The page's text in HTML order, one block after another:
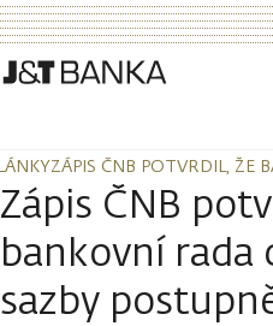
ZÁPIS ČNB POTVRDIL, ŽE
ZÁPIS ČNB POTVRDIL, ŽE
Zápis ČNB
bankovní rada
sazby